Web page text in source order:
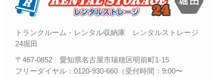
トランクルーム・レンタル収納庫 レンタルストレージ
24堀田
〒467-0852 愛知県名古屋市瑞穂区明前町1-15
フリーダイヤル：0120-930-660（受付時間：9:00〜